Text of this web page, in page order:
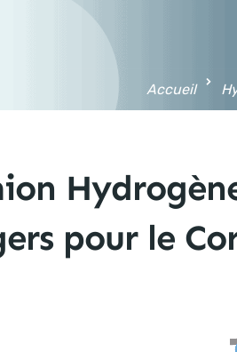
Accueil
pour le